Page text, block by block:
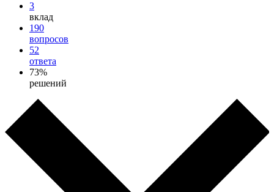
3
вклад
190
вопросов
52
ответа
73%
решений